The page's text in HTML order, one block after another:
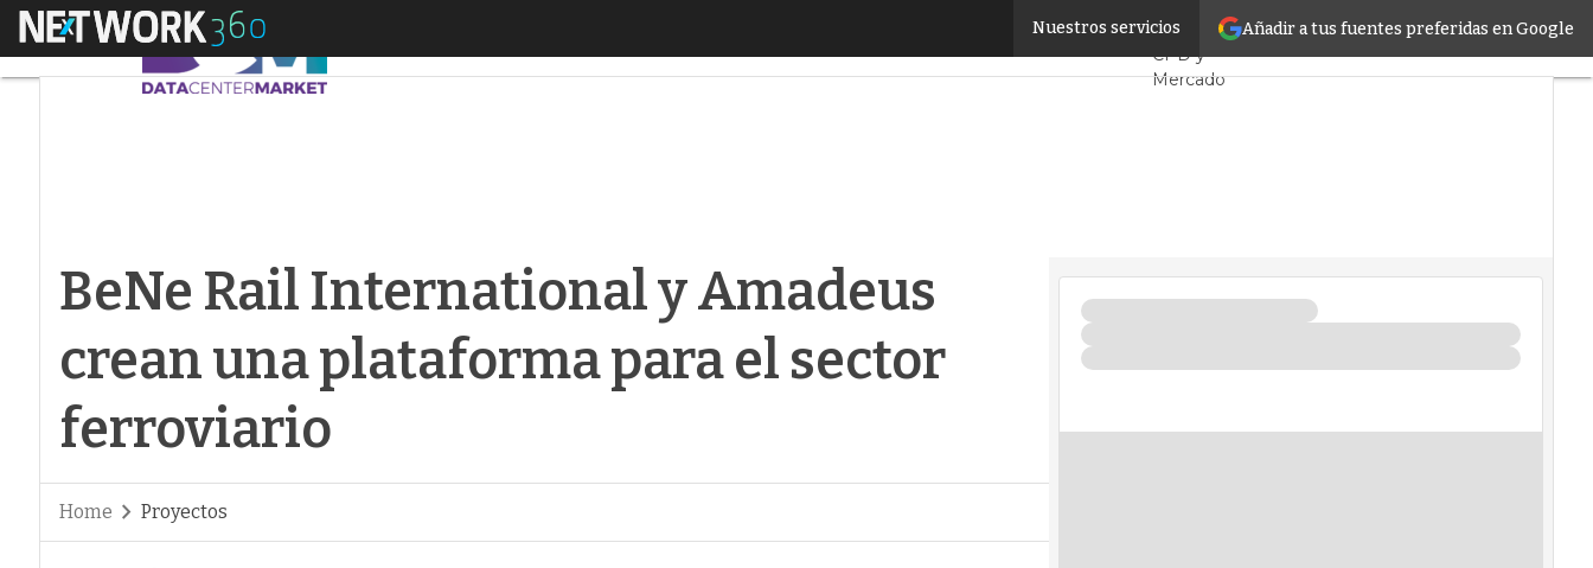
Añadir a tus fuentes preferidas en Google
Nuestros servicios
Menú BeNe Rail International y Amadeus crean una plataforma para el sector ferroviarioServidores
CPD y
Mercado
Datos
Inteligencia
BeNe Rail International y Amadeus
crean una plataforma para el sector
ferroviario
Home Proyectos